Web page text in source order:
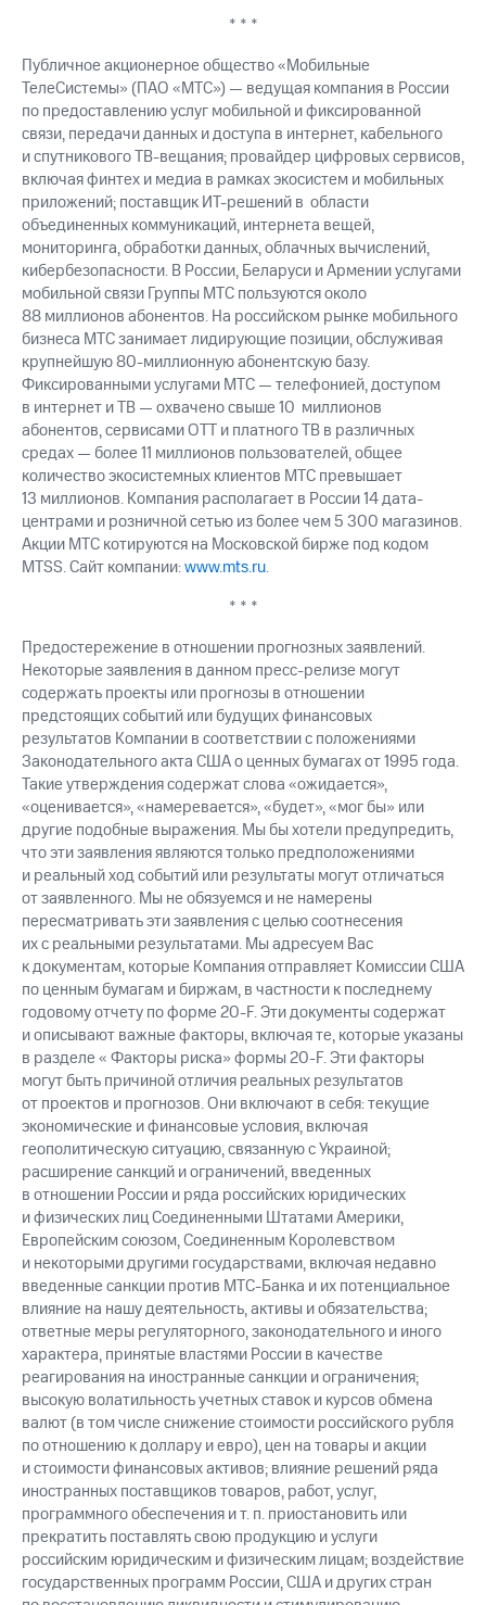
* * *
Публичное акционерное общество «Мобильные
ТелеСистемы» (ПАО «МТС») — ведущая компания в России
по предоставлению услуг мобильной и фиксированной
связи, передачи данных и доступа в интернет, кабельного
и спутникового ТВ-вещания; провайдер цифровых сервисов,
включая финтех и медиа в рамках экосистем и мобильных
приложений; поставщик ИТ-решений в области
объединенных коммуникаций, интернета вещей,
мониторинга, обработки данных, облачных вычислений,
кибербезопасности. В России, Беларуси и Армении услугами
мобильной связи Группы МТС пользуются около
88 миллионов абонентов. На российском рынке мобильного
бизнеса МТС занимает лидирующие позиции, обслуживая
крупнейшую 80-миллионную абонентскую базу.
Фиксированными услугами МТС — телефонией, доступом
в интернет и ТВ — охвачено свыше 10 миллионов
абонентов, сервисами OTT и платного ТВ в различных
средах — более 11 миллионов пользователей, общее
количество экосистемных клиентов МТС превышает
13 миллионов. Компания располагает в России 14 дата-
центрами и розничной сетью из более чем 5 300 магазинов.
Акции МТС котируются на Московской бирже под кодом
MTSS. Сайт компании:www.mts.ru.
* * *
Предостережение в отношении прогнозных заявлений.
Некоторые заявления в данном пресс-релизе могут
содержать проекты или прогнозы в отношении
предстоящих событий или будущих финансовых
результатов Компании в соответствии с положениями
Законодательного акта США о ценных бумагах от 1995 года.
Такие утверждения содержат слова «ожидается»,
«оценивается», «намеревается», «будет», «мог бы» или
другие подобные выражения. Мы бы хотели предупредить,
что эти заявления являются только предположениями
и реальный ход событий или результаты могут отличаться
от заявленного. Мы не обязуемся и не намерены
пересматривать эти заявления с целью соотнесения
их с реальными результатами. Мы адресуем Вас
к документам, которые Компания отправляет Комиссии США
по ценным бумагам и биржам, в частности к последнему
годовому отчету по форме 20-F. Эти документы содержат
и описывают важные факторы, включая те, которые указаны
в разделе « Факторы риска» формы 20-F. Эти факторы
могут быть причиной отличия реальных результатов
от проектов и прогнозов. Они включают в себя: текущие
экономические и финансовые условия, включая
геополитическую ситуацию, связанную с Украиной;
расширение санкций и ограничений, введенных
в отношении России и ряда российских юридических
и физических лиц Соединенными Штатами Америки,
Европейским союзом, Соединенным Королевством
и некоторыми другими государствами, включая недавно
введенные санкции против МТС-Банка и их потенциальное
влияние на нашу деятельность, активы и обязательства;
ответные меры регуляторного, законодательного и иного
характера, принятые властями России в качестве
реагирования на иностранные санкции и ограничения;
высокую волатильность учетных ставок и курсов обмена
валют (в том числе снижение стоимости российского рубля
по отношению к доллару и евро), цен на товары и акции
и стоимости финансовых активов; влияние решений ряда
иностранных поставщиков товаров, работ, услуг,
программного обеспечения и т. п. приостановить или
прекратить поставлять свою продукцию и услуги
российским юридическим и физическим лицам; воздействие
государственных программ России, США и других стран